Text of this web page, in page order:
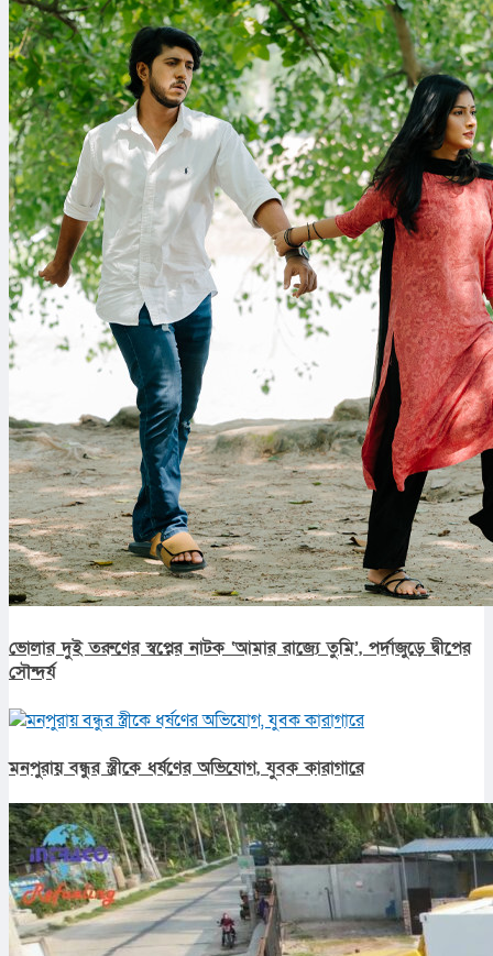
ভোলার দুই তরুণের স্বপ্নের নাটক ‘আমার রাজ্যে তুমি’, পর্দাজুড়ে দ্বীপের
সৌন্দর্য
মনপুরায় বন্ধুর স্ত্রীকে ধর্ষণের অভিযোগ, যুবক কারাগারে